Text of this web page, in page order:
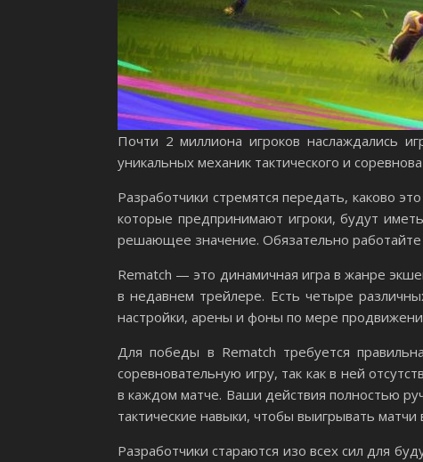
Почти 2 миллиона игроков наслаждались
уникальных механик тактического и
Разработчики стремятся передать, каково
которые предпринимают игроки, будут
решающее значение. Обязательно работайте
Rematch — это динамичная игра в жанре
в недавнем трейлере. Есть четыре
настройки, арены и фоны по мере
Для победы в Rematch требуется
соревновательную игру, так как в ней
в каждом матче. Ваши действия полностью
тактические навыки, чтобы выигрывать матчи
Разработчики стараются изо всех сил для